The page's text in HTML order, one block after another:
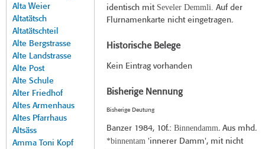
Alta Weier
Altatätsch
Altatätschteil
Alte Bergstrasse
Alte Landstrasse
Alte Post
Alte Schule
Alter Friedhof
Altes Armenhaus
Altes Pfarrhaus
Altsäss
Amma Toni Kopf
identisch mit Seveler Demmli. Auf der
Flurnamenkarte nicht eingetragen.
Historische Belege
Kein Eintrag vorhanden
Bisherige Nennung
Bisherige Deutung
Banzer 1984, 10f.: Binnendamm. Aus mhd.
*binnentam'innerer Damm', mit nicht